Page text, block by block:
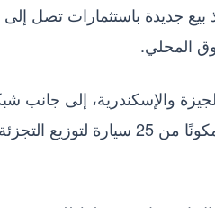
المحلي.
القاهرة والجيزة والإسكندرية، إلى جانب
من الوكلاء والموزعين المنتشرة في مختلف المناطق، كما تمتلك زادنا أسطولًا مكونًا من 25 سيارة لتوزيع